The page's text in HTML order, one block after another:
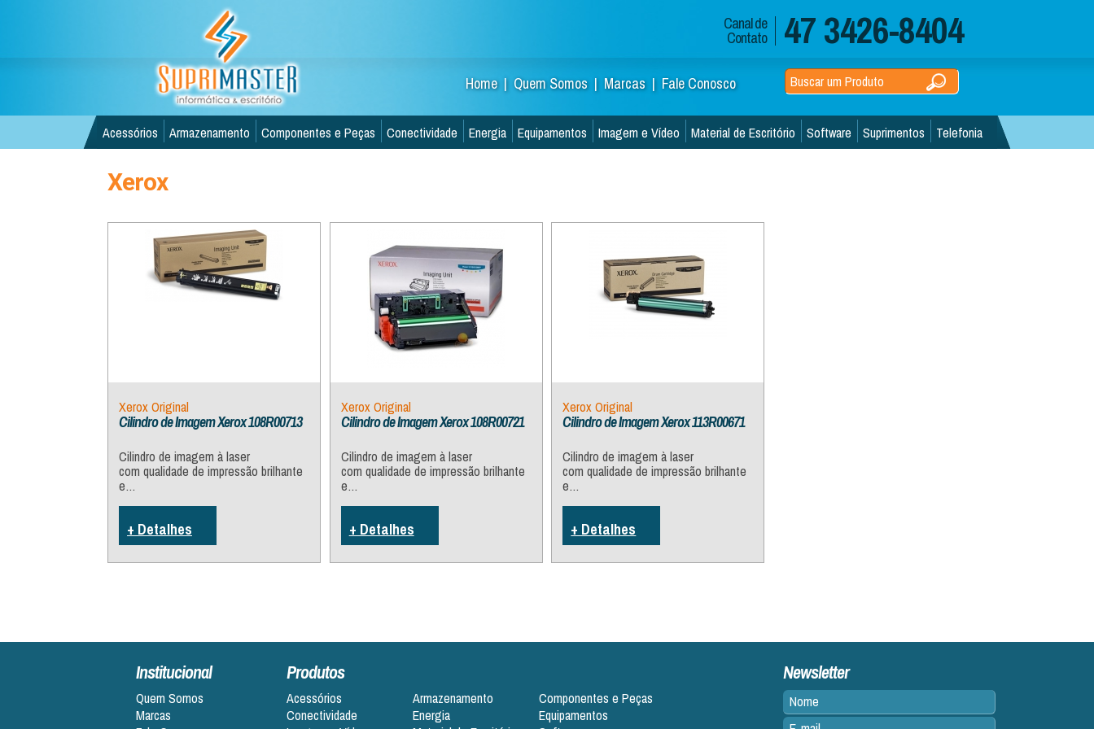
Canal de
Contato 47 3426-8404
Home | Quem Somos | Marcas | Fale Conosco
Acessórios Armazenamento Componentes e Peças Conectividade Energia Equipamentos Imagem e Vídeo Material de Escritório Software Suprimentos Telefonia
Xerox
Xerox Original
Cilindro de Imagem Xerox 108R00713
Cilindro de imagem à laser
com qualidade de impressão brilhante
e…
+ Detalhes
Xerox Original
Cilindro de Imagem Xerox 108R00721
Cilindro de imagem à laser
com qualidade de impressão brilhante
e…
+ Detalhes
Xerox Original
Cilindro de Imagem Xerox 113R00671
Cilindro de imagem à laser
com qualidade de impressão brilhante
e…
+ Detalhes
Institucional
Quem Somos
Marcas
Produtos
Acessórios Armazenamento
Componentes e Peças
Conectividade
Energia
Equipamentos
Newsletter